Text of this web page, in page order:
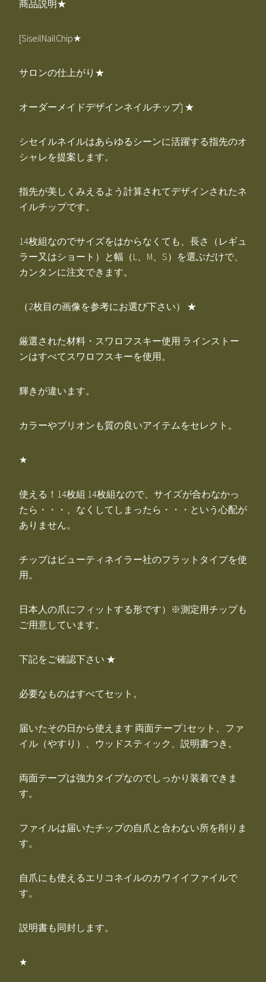
商品説明★
[SiseilNailChip★
サロンの仕上がり★
オーダーメイドデザインネイルチップ] ★
シセイルネイルはあらゆるシーンに活躍する指先のオ
シャレを提案します。
指先が美しくみえるよう計算されてデザインされたネ
イルチップです。
14枚組なのでサイズをはからなくても、長さ（レギュ
ラー又はショート）と幅（L、M、S）を選ぶだけで、
カンタンに注文できます。
（2枚目の画像を参考にお選び下さい） ★
厳選された材料・スワロフスキー使用 ラインストー
ンはすべてスワロフスキーを使用。
輝きが違います。
カラーやブリオンも質の良いアイテムをセレクト。
★
使える！14枚組 14枚組なので、サイズが合わなかっ
たら・・・、なくしてしまったら・・・という心配が
ありません。
チップはビューティネイラー社のフラットタイプを使
用。
日本人の爪にフィットする形です）※測定用チップも
ご用意しています。
下記をご確認下さい ★
必要なものはすべてセット。
届いたその日から使えます 両面テープ1セット、ファ
イル（やすり）、ウッドスティック、説明書つき。
両面テープは強力タイプなのでしっかり装着できま
す。
ファイルは届いたチップの自爪と合わない所を削りま
す。
自爪にも使えるエリコネイルのカワイイファイルで
す。
説明書も同封します。
★